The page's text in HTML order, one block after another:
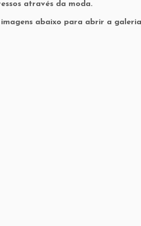
através da moda.
imagens abaixo para abrir a